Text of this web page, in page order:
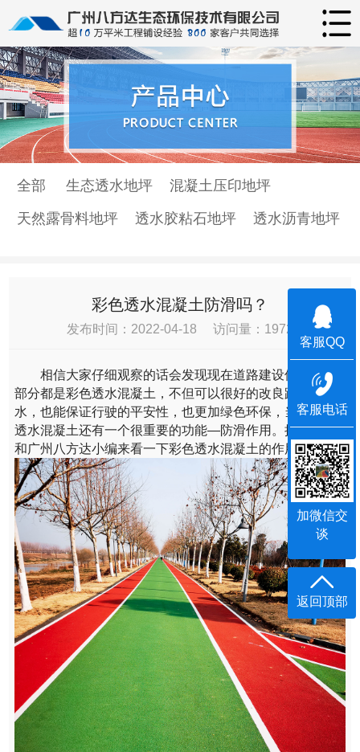
客服QQ
客服电话
加微信交
谈
返回顶部
全部 生态透水地坪 混凝土压印地坪
天然露骨料地坪 透水胶粘石地坪 透水沥青地坪
彩色透水混凝土防滑吗？
发布时间：2022-04-18 访问量：1972
相信大家仔细观察的话会发现现在道路建设使用的大
部分都是彩色透水混凝土，不但可以很好的改良路面积
水，也能保证行驶的平安性，也更加绿色环保，当然彩色
透水混凝土还有一个很重要的功能—防滑作用。接下来就
和广州八方达小编来看一下彩色透水混凝土的作用。